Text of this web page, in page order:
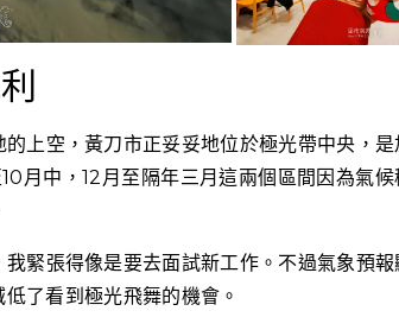
上空，黃刀市正妥妥地位於極光帶中央，
月中，12月至隔年三月這兩個區間因為氣候
緊張得像是要去面試新工作。不過氣象預
了看到極光飛舞的機會。